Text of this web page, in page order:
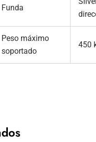
Funda
Peso máximo
soportado
450